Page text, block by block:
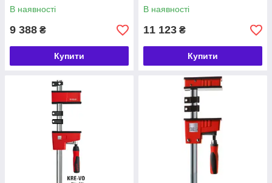
В наявності
9 388 ₴
Купити
В наявності
11 123 ₴
Купити